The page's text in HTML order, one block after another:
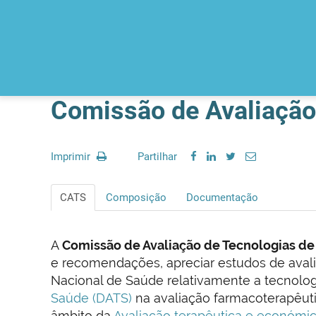
Comissão de
Imprimir Partilhar
CATS Composição Documentação
AComissão de Avaliação de Tecnologias
e recomendações, apreciar estudos de
Nacional de Saúde relativamente a
Saúde (DATS) na avaliação